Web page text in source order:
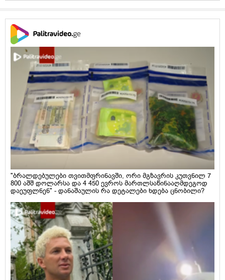
"ბრალდებულები თვითმფრინავში, ორი მგზავრის კუთვნილ 7
800 აშშ დოლარსა და 4 450 ევროს მართლსაწინააღმდეგოდ
დაეუფლნენ" - დანაშაულის რა დეტალები ხდება ცნობილი?